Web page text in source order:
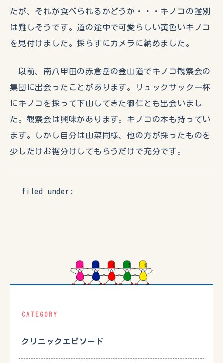
たが、それが食べられるかどうか・・・キノコの鑑別
は難しそうです。道の途中で可愛らしい黄色いキノコ
を見付けました。採らずにカメラに納めました。
以前、南八甲田の赤倉岳の登山道でキノコ観察会の
集団に出会ったことがあります。リュックサック一杯
にキノコを採って下山してきた御仁とも出会いまし
た。観察会は興味があります。キノコの本も持ってい
ます。しかし自分は山菜同様、他の方が採ったものを
少しだけお裾分けしてもらうだけで充分です。
filed under:
CATEGORY
クリニックエピソード